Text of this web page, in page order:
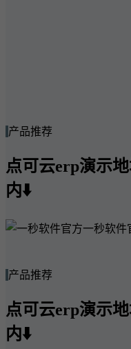
产品推荐
点可云erp演示
内⬇️
一秒软件
产品推荐
点可云erp演示
内⬇️